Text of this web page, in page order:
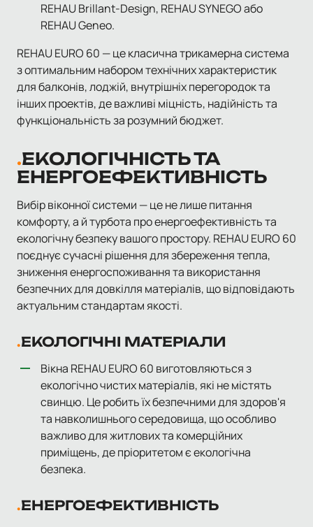
REHAU Brillant-Design, REHAU SYNEGO або
REHAU Geneo.
REHAU EURO 60 — це класична трикамерна система
з оптимальним набором технічних характеристик
для балконів, лоджій, внутрішніх перегородок та
інших проектів, де важливі міцність, надійність та
функціональність за розумний бюджет.
ЕКОЛОГІЧНІСТЬ ТА
ЕНЕРГОЕФЕКТИВНІСТЬ
Вибір віконної системи — це не лише питання
комфорту, а й турбота про енергоефективність та
екологічну безпеку вашого простору. REHAU EURO 60
поєднує сучасні рішення для збереження тепла,
зниження енергоспоживання та використання
безпечних для довкілля матеріалів, що відповідають
актуальним стандартам якості.
ЕКОЛОГІЧНІ МАТЕРІАЛИ
Вікна REHAU EURO 60 виготовляються з
екологічно чистих матеріалів, які не містять
свинцю. Це робить їх безпечними для здоров'я
та навколишнього середовища, що особливо
важливо для житлових та комерційних
приміщень, де пріоритетом є екологічна
безпека.
ЕНЕРГОЕФЕКТИВНІСТЬ